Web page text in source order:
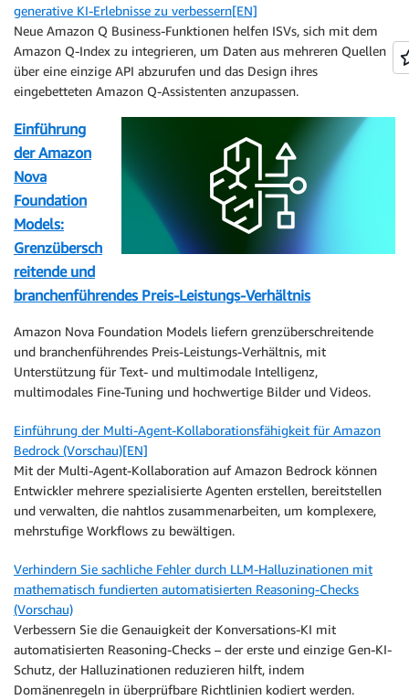
generative KI-Erlebnisse zu verbessern[EN]
Neue Amazon Q Business-Funktionen helfen ISVs, sich mit dem
Amazon Q-Index zu integrieren, um Daten aus mehreren Quellen
über eine einzige API abzurufen und das Design ihres
eingebetteten Amazon Q-Assistenten anzupassen.
Einführung
der Amazon
Nova
Foundation
Models:
Grenzübersch
reitende und
branchenführendes Preis-Leistungs-Verhältnis
Amazon Nova Foundation Models liefern grenzüberschreitende
und branchenführendes Preis-Leistungs-Verhältnis, mit
Unterstützung für Text- und multimodale Intelligenz,
multimodales Fine-Tuning und hochwertige Bilder und Videos.
Einführung der Multi-Agent-Kollaborationsfähigkeit für Amazon
Bedrock (Vorschau)[EN]
Mit der Multi-Agent-Kollaboration auf Amazon Bedrock können
Entwickler mehrere spezialisierte Agenten erstellen, bereitstellen
und verwalten, die nahtlos zusammenarbeiten, um komplexere,
mehrstufige Workflows zu bewältigen.
Verhindern Sie sachliche Fehler durch LLM-Halluzinationen mit
mathematisch fundierten automatisierten Reasoning-Checks
(Vorschau)
Verbessern Sie die Genauigkeit der Konversations-KI mit
automatisierten Reasoning-Checks – der erste und einzige Gen-KI-
Schutz, der Halluzinationen reduzieren hilft, indem
Domänenregeln in überprüfbare Richtlinien kodiert werden.